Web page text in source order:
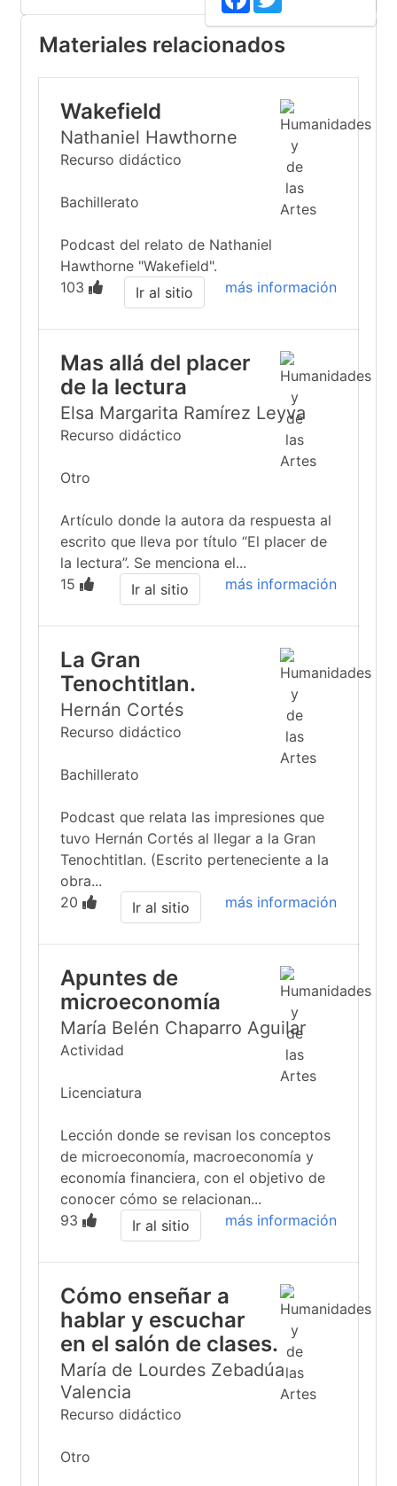
Materiales relacionados
Wakefield
Nathaniel Hawthorne
Recurso didáctico
Bachillerato
Podcast del relato de Nathaniel
Hawthorne "Wakefield".
103
más información
Ir al sitio
Mas allá del placer
de la lectura
Elsa Margarita Ramírez Leyva
Recurso didáctico
Otro
Artículo donde la autora da respuesta al
escrito que lleva por título “El placer de
la lectura”. Se menciona el...
15
más información
Ir al sitio
La Gran
Tenochtitlan.
Hernán Cortés
Recurso didáctico
Bachillerato
Podcast que relata las impresiones que
tuvo Hernán Cortés al llegar a la Gran
Tenochtitlan. (Escrito perteneciente a la
obra...
20
más información
Ir al sitio
Apuntes de
microeconomía
María Belén Chaparro Aguilar
Actividad
Licenciatura
Lección donde se revisan los conceptos
de microeconomía, macroeconomía y
economía financiera, con el objetivo de
conocer cómo se relacionan...
93
más información
Ir al sitio
Cómo enseñar a
hablar y escuchar
en el salón de clases.
María de Lourdes Zebadúa
Valencia
Recurso didáctico
Otro